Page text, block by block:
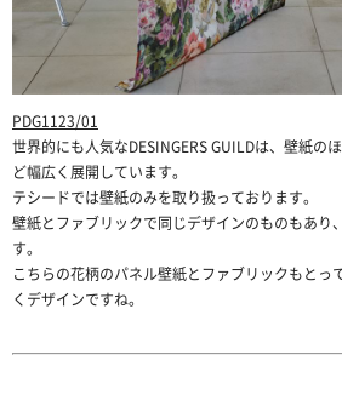
PDG1123/01
世界的にも人気なDESINGERS GUILDは、壁紙の
ど幅広く展開しています。
テシードでは壁紙のみを取り扱っております。
壁紙とファブリックで同じデザインのものもあり
す。
こちらの花柄のパネル壁紙とファブリックもとっ
くデザインですね。